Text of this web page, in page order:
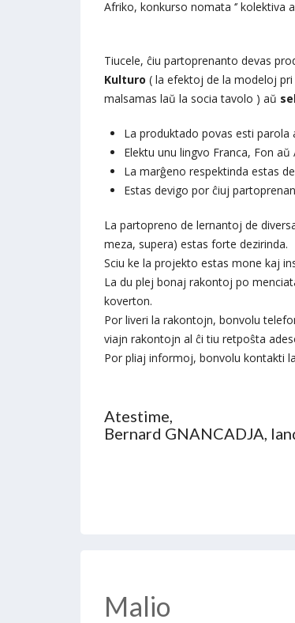
Afriko, konkurso nomata ‘’ kolektiva
Tiucele, ĉiu partoprenanto devas
Kulturo ( la efektoj de la modeloj pri
malsamas laŭ la socia tavolo ) aŭ
La produktado povas esti parola
Elektu unu lingvo Franca, Fon
La marĝeno respektinda estas
Estas devigo por ĉiuj
La partopreno de lernantoj de
meza, supera) estas forte dezirinda.
Sciu ke la projekto estas mone kaj
La du plej bonaj rakontoj po
koverton.
Por liveri la rakontojn, bonvolu
viajn rakontojn al ĉi tiu retpoŝta
Por pliaj informoj, bonvolu kontakti
Atestime,
Bernard GNANCADJA,
Malio